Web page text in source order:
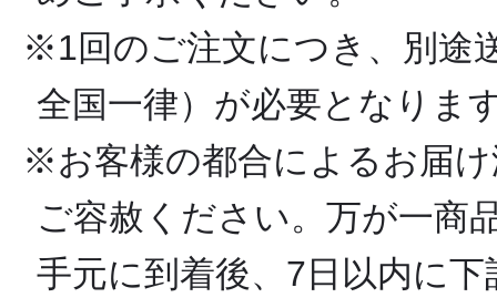
※1回のご注文につき、別途
全国一律）が必要となりま
※お客様の都合によるお届
ご容赦ください。万が一商
手元に到着後、7日以内に